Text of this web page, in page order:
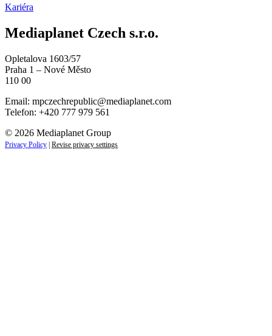
Kariéra
Mediaplanet Czech s.r.o.
Opletalova 1603/57
Praha 1 – Nové Město
110 00
Email: mpczechrepublic@mediaplanet.com
Telefon: +420 777 979 561
© 2026 Mediaplanet Group
Privacy Policy Revise privacy settings